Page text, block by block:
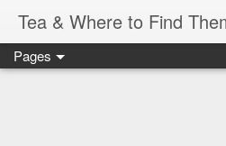
Tea & Where to Find
Pages